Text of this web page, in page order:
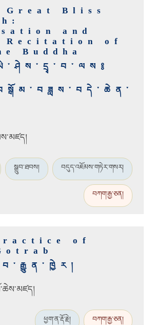
Great Bliss
and
Recitation of
Buddha
སྒྲུབ་ཐབས། བདུད་འཇོམས་གཏེར་གསར།
བཀག་རྒྱ་ཅན།
of
ཕྱག་ན་རྡོ་རྗེ། བཀག་རྒྱ་ཅན།